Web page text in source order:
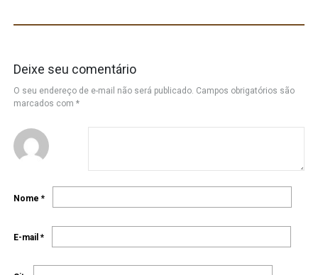
Deixe seu comentário
O seu endereço de e-mail não será publicado. Campos obrigatórios são
marcados com *
Nome *
E-mail *